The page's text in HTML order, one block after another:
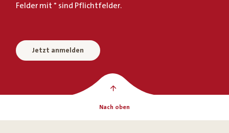
Felder mit * sind Pflichtfelder.
Jetzt anmelden
Nach oben